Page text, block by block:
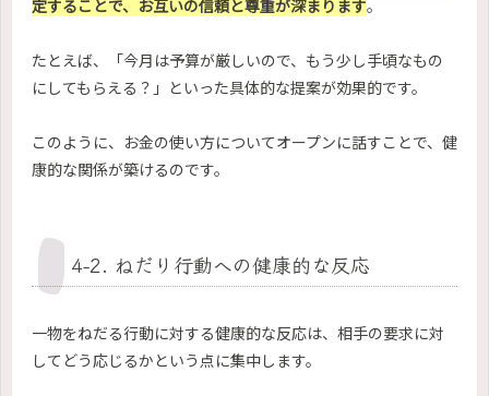
定することで、お互いの信頼と尊重が深まります。
たとえば、「今月は予算が厳しいので、もう少し手頃なもの
にしてもらえる？」といった具体的な提案が効果的です。
このように、お金の使い方についてオープンに話すことで、健
康的な関係が築けるのです。
4-2. ねだり行動への健康的な反応
一物をねだる行動に対する健康的な反応は、相手の要求に対
してどう応じるかという点に集中します。